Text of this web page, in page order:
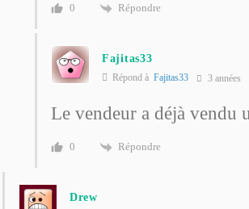
0 Répondre
Fajitas33
Répond à Fajitas33 3 années
Le vendeur a déjà vendu
0 Répondre
Drew